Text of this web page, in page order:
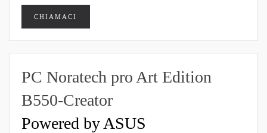
CHIAMACI
PC Noratech pro Art Edition
B550-Creator
Powered by ASUS